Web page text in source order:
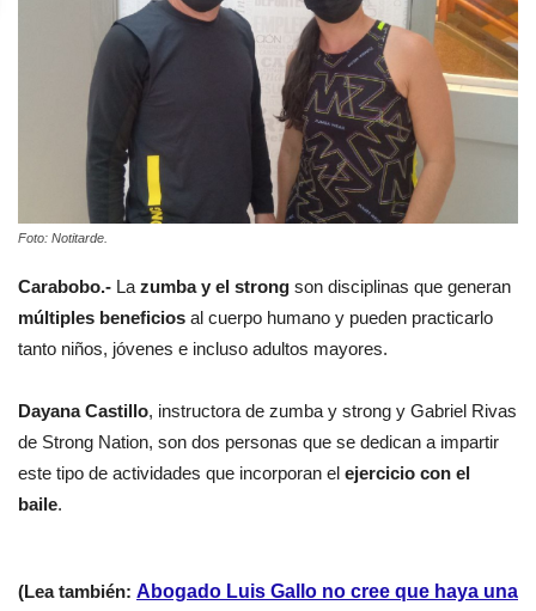
Foto: Notitarde.
Carabobo.- La zumba y el strong son disciplinas que generan
múltiples beneficios al cuerpo humano y pueden practicarlo
tanto niños, jóvenes e incluso adultos mayores.
Dayana Castillo, instructora de zumba y strong y Gabriel Rivas
de Strong Nation, son dos personas que se dedican a impartir
este tipo de actividades que incorporan el ejercicio con el
baile.
(Lea también: Abogado Luis Gallo no cree que haya una